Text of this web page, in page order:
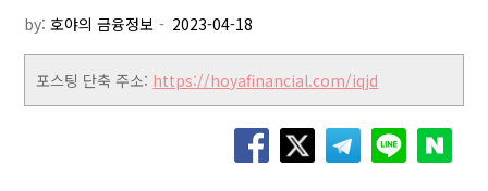
by:호야의 금융정보
포스팅 단축 주소: https://hoyafinancial.com/iqjd